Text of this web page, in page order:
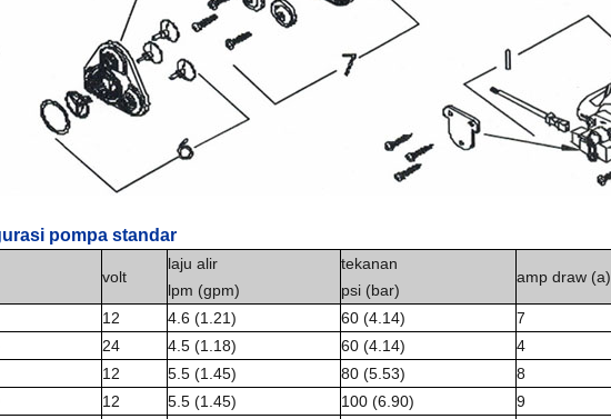
pompa standar
volt
laju alir
lpm (gpm)
tekanan
psi (bar)
amp draw (a)
12 4.6 (1.21) 60 (4.14) 7
24 4.5 (1.18) 60 (4.14) 4
12 5.5 (1.45) 80 (5.53) 8
12 5.5 (1.45) 100 (6.90) 9